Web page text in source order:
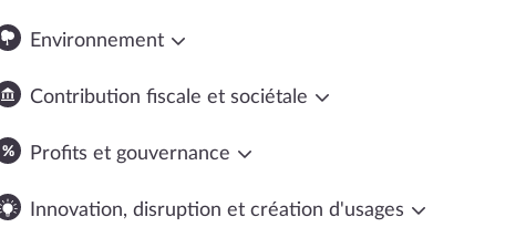
Environnement
Contribution fiscale et sociétale
Profits et gouvernance
Innovation, disruption et création d'usages